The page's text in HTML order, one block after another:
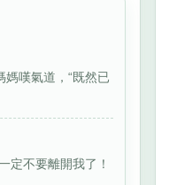
嘆氣道，“既然已
定不要離開我了！